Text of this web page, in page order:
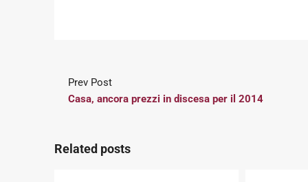
Prev Post
Casa, ancora prezzi in discesa per il 2014
Related posts